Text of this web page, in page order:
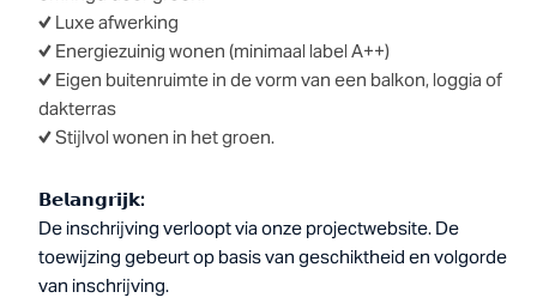
✔️ Luxe afwerking
✔️ Energiezuinig wonen (minimaal label A++)
✔️ Eigen buitenruimte in de vorm van een balkon, loggia of
dakterras
✔️ Stijlvol wonen in het groen.
𝗕𝗲𝗹𝗮𝗻𝗴𝗿𝗶𝗷𝗸:
De inschrijving verloopt via onze projectwebsite. De
toewijzing gebeurt op basis van geschiktheid en volgorde
van inschrijving.